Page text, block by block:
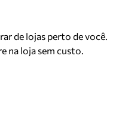
de lojas perto de você.
na loja sem custo.